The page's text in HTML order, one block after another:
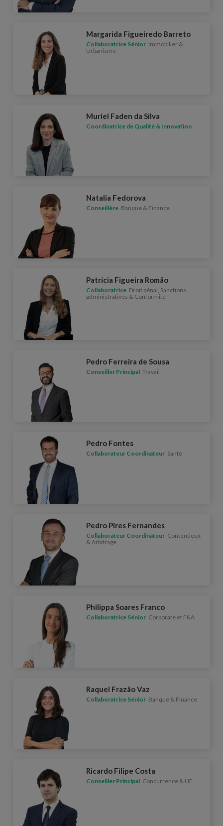
Margarida Figueiredo Barreto
Collaboratrice Sénior Immobilier &
Urbanisme
Muriel Faden da Silva
Coordinatrice de Qualité & Innovation
Natalia Fedorova
Conseillère Banque & Finance
Patrícia Figueira Romão
Collaboratrice Droit pénal, Sanctions
administratives & Conformité
Pedro Ferreira de Sousa
Conseiller Principal Travail
Pedro Fontes
Collaborateur Coordinateur Santé
Pedro Pires Fernandes
Collaborateur Coordinateur Contentieux
& Arbitrage
Philippa Soares Franco
Collaboratrice Sénior Corporate et F&A
Raquel Frazão Vaz
Collaboratrice Sénior Banque & Finance
Ricardo Filipe Costa
Conseiller Principal Concurrence & UE